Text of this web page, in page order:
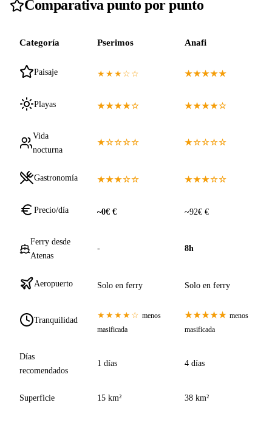
Comparativa punto por punto
Categoría Pserimos Anafi
Paisaje ★★★☆☆ ★★★★★
Playas ★★★★☆ ★★★★☆
Vida
nocturna
★☆☆☆☆ ★☆☆☆☆
Gastronomía ★★★☆☆ ★★★☆☆
Precio/día ~0€ € ~92€ €
Ferry desde
Atenas
- 8h
Aeropuerto Solo en ferry Solo en ferry
Tranquilidad ★★★★☆ menos
masificada
★★★★★ menos
masificada
Días
recomendados
1 días 4 días
Superficie 15 km² 38 km²